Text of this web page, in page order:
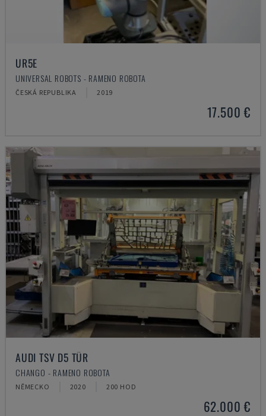
UR5E
UNIVERSAL ROBOTS - RAMENO ROBOTA
ČESKÁ REPUBLIKA 2019
17.500 €
AUDI TSV D5 TÜR
CHANGO - RAMENO ROBOTA
NĚMECKO 2020 200 HOD
62.000 €